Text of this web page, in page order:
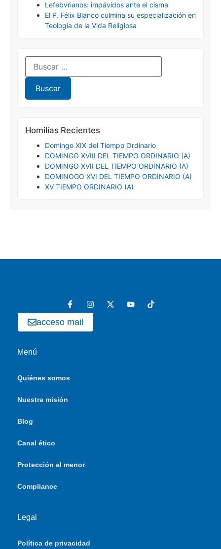
Lefebvrianos: impávidos ante el cisma
El P. Félix Blanco culmina su especialización en
Teología de la Vida Religiosa
Homilías Recientes
Domingo XIX del Tiempo Ordinario
DOMINGO XVIII DEL TIEMPO ORDINARIO (A)
DOMINGO XVII DEL TIEMPO ORDINARIO (A)
DOMINOGO XVI DEL TIEMPO ORDINARIO (A)
XV TIEMPO ORDINARIO (A)
acceso mail
Menú
Quiénes somos
Nuestra misión
Blog
Canal ético
Protección al menor
Compliance
Legal
Política de privacidad